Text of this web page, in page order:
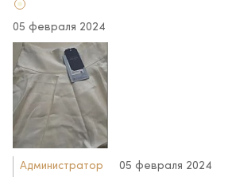
05 февраля 2024
Администратор
05 февраля 2024